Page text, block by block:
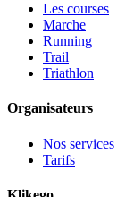
Les courses
Marche
Running
Trail
Triathlon
Organisateurs
Nos services
Tarifs